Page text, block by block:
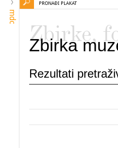
mdc
PRONAĐI PLAKAT
Zbirke,
Zbirka
Rezultati